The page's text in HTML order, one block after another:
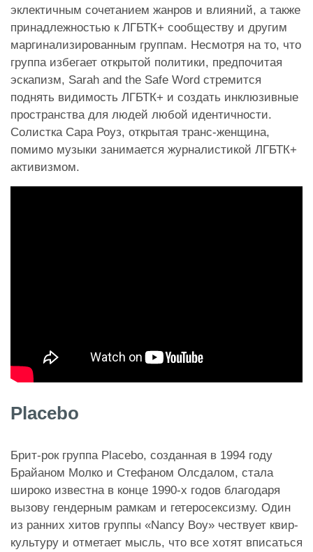
эклектичным сочетанием жанров и влияний, а также
принадлежностью к ЛГБТК+ сообществу и другим
маргинализированным группам. Несмотря на то, что
группа избегает открытой политики, предпочитая
эскапизм, Sarah and the Safe Word стремится
поднять видимость ЛГБТК+ и создать инклюзивные
пространства для людей любой идентичности.
Солистка Сара Роуз, открытая транс-женщина,
помимо музыки занимается журналистикой ЛГБТК+
активизмом.
Placebo
Брит-рок группа Placebo, созданная в 1994 году
Брайаном Молко и Стефаном Олсдалом, стала
широко известна в конце 1990-х годов благодаря
вызову гендерным рамкам и гетеросексизму. Один
из ранних хитов группы «Nancy Boy» чествует квир-
культуру и отметает мысль, что все хотят вписаться